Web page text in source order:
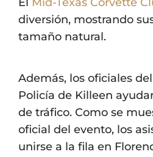
diversión, mostrando
tamaño natural.
Además, los oficiales
Policía de Killeen
de tráfico. Como se
oficial del evento, los
unirse a la fila en